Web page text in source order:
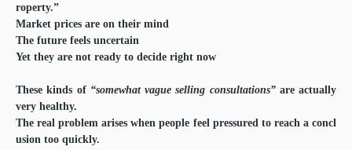
roperty.”
Market prices are on their mind
The future feels uncertain
Yet they are not ready to decide right now
These kinds of “somewhat vague selling consultations”are actually
very healthy.
The real problem arises when people feel pressured to reach a concl
usion too quickly.